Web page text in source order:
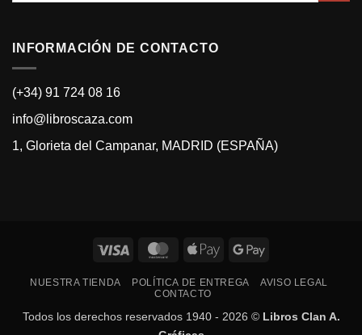
INFORMACIÓN DE CONTACTO
(+34) 91 724 08 16
info@libroscaza.com
1, Glorieta del Campanar, MADRID (ESPAÑA)
Visa MasterCardApple
Google
NUESTRA TIENDA POLÍTICA DE ENTREGA
AVISO LEGAL
CONTACTO
Todos los derechos reservados 1940 - 2026 © Libros Clan A.